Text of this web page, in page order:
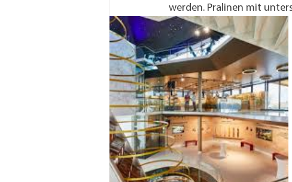
werden. Pralinen mit